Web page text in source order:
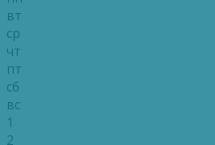
вт
ср
чт
пт
сб
вс
1
2